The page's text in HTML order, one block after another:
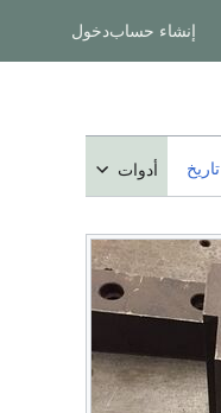
إنشاء حسابدخول
تاريخ أدوات